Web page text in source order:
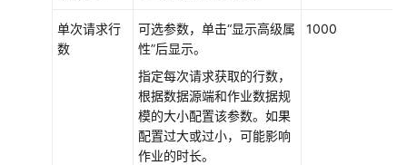
单次请求行
数
可选参数，单击“显示高级属
性”后显示。
指定每次请求获取的行数，
根据数据源端和作业数据规
模的大小配置该参数。如果
配置过大或过小，可能影响
作业的时长。
1000